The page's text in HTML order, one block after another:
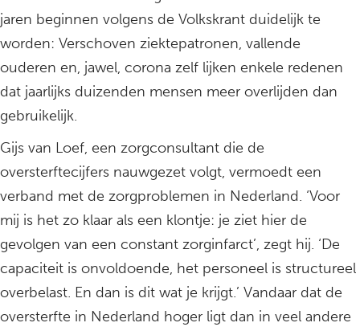
jaren beginnen volgens de Volkskrant duidelijk te
worden: Verschoven ziektepatronen, vallende
ouderen en, jawel, corona zelf lijken enkele redenen
dat jaarlijks duizenden mensen meer overlijden dan
gebruikelijk.
Gijs van Loef, een zorgconsultant die de
oversterftecijfers nauwgezet volgt, vermoedt een
verband met de zorgproblemen in Nederland. ‘Voor
mij is het zo klaar als een klontje: je ziet hier de
gevolgen van een constant zorginfarct’, zegt hij. ‘De
capaciteit is onvoldoende, het personeel is structureel
overbelast. En dan is dit wat je krijgt.’ Vandaar dat de
oversterfte in Nederland hoger ligt dan in veel andere